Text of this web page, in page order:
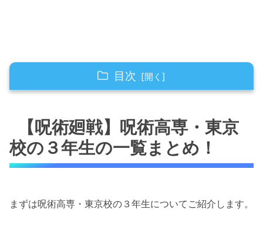
目次
まとめ！
呪術高専・東京校の３年生：秤金次（はか
りきんじ）
呪術高専・東京校の３年生：秤金次や星綺
【呪術廻戦】呪術高専・東京
校の３年生の一覧まとめ！
まずは呪術高専・東京校の３年生についてご紹介します。